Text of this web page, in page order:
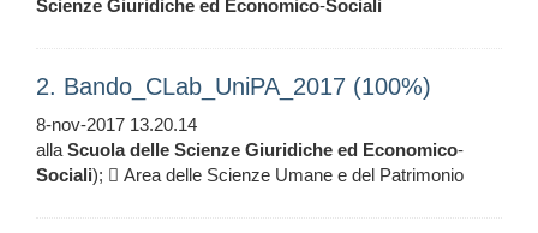
Scienze Giuridiche ed Economico-Sociali
2. Bando_CLab_UniPA_2017 (100%)
8-nov-2017 13.20.14
allaScuola delle Scienze Giuridiche ed Economico-
Sociali);  Area delle Scienze Umane e del Patrimonio